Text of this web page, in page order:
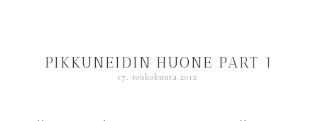
PIKKUNEIDIN HUONE PART 1
17. toukokuuta 2012